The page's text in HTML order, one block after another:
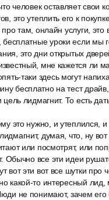
человек оставляет
это утеплить его к
там, онлайн услуги, это
бесплатные уроки если мы
это дни открытых
мне кажется ли
таки здесь могут
бесплатно на тест драйв,
лидмагнит. То есть
это нужно, и утеплился,
думая, что, ну
или посмотрят, или
Обычно все эти идеи
вот эти вот все шутки
какой-то интересный лид,
не понимают, зачем его